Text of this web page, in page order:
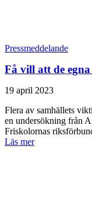
Pressmeddelande
Få vill att de
19 april 2023
Flera av samhällets
en undersökning från
Friskolornas
Läs mer